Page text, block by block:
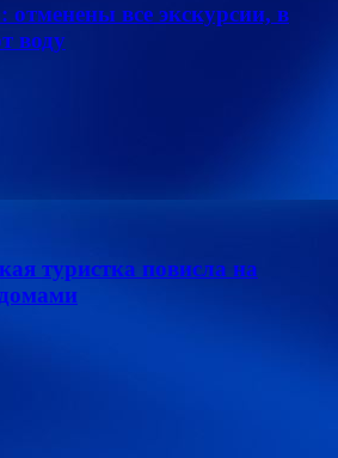
отменены все экскурсии, в
воду
туристка повисла на